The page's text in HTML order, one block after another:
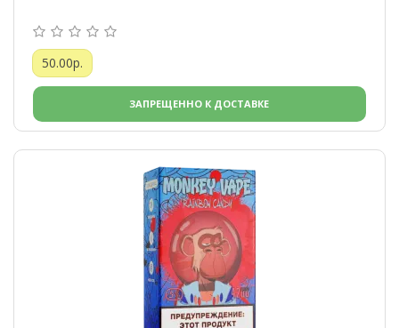
50.00р.
ЗАПРЕЩЕННО К ДОСТАВКЕ